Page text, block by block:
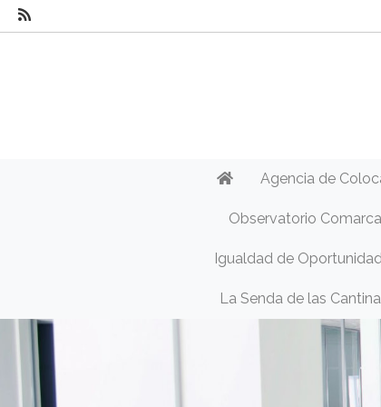
Agencia de
Observatorio
Igualdad de
La Senda de las